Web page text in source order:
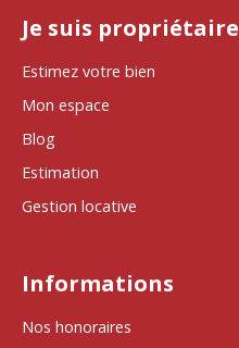
Je suis propriétaire
Estimez votre bien
Mon espace
Blog
Estimation
Gestion locative
Informations
Nos honoraires